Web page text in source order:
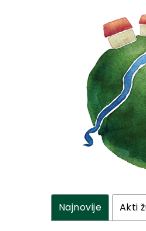
Najnovije Akti